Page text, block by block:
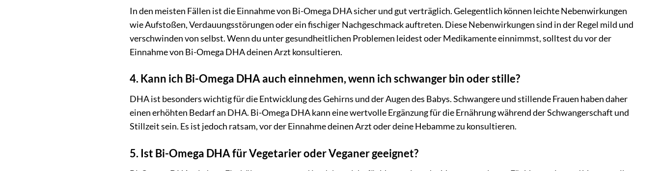
In den meisten Fällen ist die Einnahme von Bi-Omega DHA sicher und gut verträglich. Gelegentlich können leichte Nebenwirkungen
wie Aufstoßen, Verdauungsstörungen oder ein fischiger Nachgeschmack auftreten. Diese Nebenwirkungen sind in der Regel mild und
verschwinden von selbst. Wenn du unter gesundheitlichen Problemen leidest oder Medikamente einnimmst, solltest du vor der
Einnahme von Bi-Omega DHA deinen Arzt konsultieren.
4. Kann ich Bi-Omega DHA auch einnehmen, wenn ich schwanger bin oder stille?
DHA ist besonders wichtig für die Entwicklung des Gehirns und der Augen des Babys. Schwangere und stillende Frauen haben daher
einen erhöhten Bedarf an DHA. Bi-Omega DHA kann eine wertvolle Ergänzung für die Ernährung während der Schwangerschaft und
Stillzeit sein. Es ist jedoch ratsam, vor der Einnahme deinen Arzt oder deine Hebamme zu konsultieren.
5. Ist Bi-Omega DHA für Vegetarier oder Veganer geeignet?